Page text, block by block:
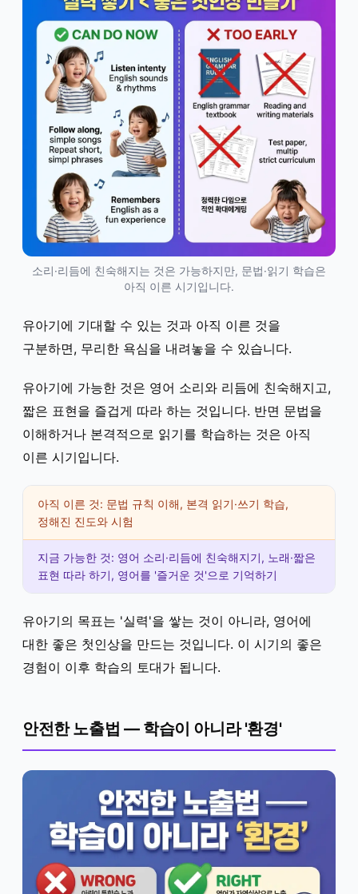
소리·리듬에 친숙해지는 것은 가능하지만, 문법·읽기 학습은
아직 이른 시기입니다.
유아기에 기대할 수 있는 것과 아직 이른 것을
구분하면, 무리한 욕심을 내려놓을 수 있습니다.
유아기에 가능한 것은 영어 소리와 리듬에 친숙해지고,
짧은 표현을 즐겁게 따라 하는 것입니다. 반면 문법을
이해하거나 본격적으로 읽기를 학습하는 것은 아직
이른 시기입니다.
아직 이른 것: 문법 규칙 이해, 본격 읽기·쓰기 학습,
정해진 진도와 시험
지금 가능한 것: 영어 소리·리듬에 친숙해지기, 노래·짧은
표현 따라 하기, 영어를 '즐거운 것'으로 기억하기
유아기의 목표는 '실력'을 쌓는 것이 아니라, 영어에
대한 좋은 첫인상을 만드는 것입니다. 이 시기의 좋은
경험이 이후 학습의 토대가 됩니다.
안전한 노출법 — 학습이 아니라 '환경'